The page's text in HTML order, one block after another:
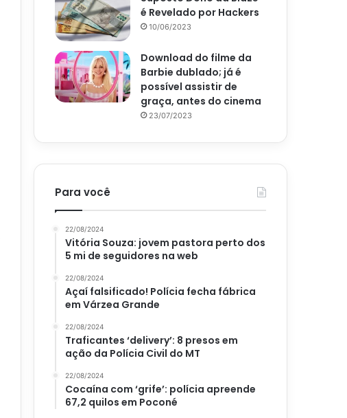
é Revelado por Hackers
10/06/2023
Download do filme da
Barbie dublado; já é
possível assistir de
graça, antes do cinema
23/07/2023
Para você
22/08/2024
Vitória Souza: jovem pastora perto dos
5 mi de seguidores na web
22/08/2024
Açaí falsificado! Polícia fecha fábrica
em Várzea Grande
22/08/2024
Traficantes ‘delivery’: 8 presos em
ação da Polícia Civil do MT
22/08/2024
Cocaína com ‘grife’: polícia apreende
67,2 quilos em Poconé